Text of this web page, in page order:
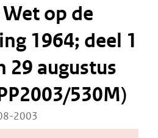
op de
1964; deel 1
29 augustus
530M)
2003